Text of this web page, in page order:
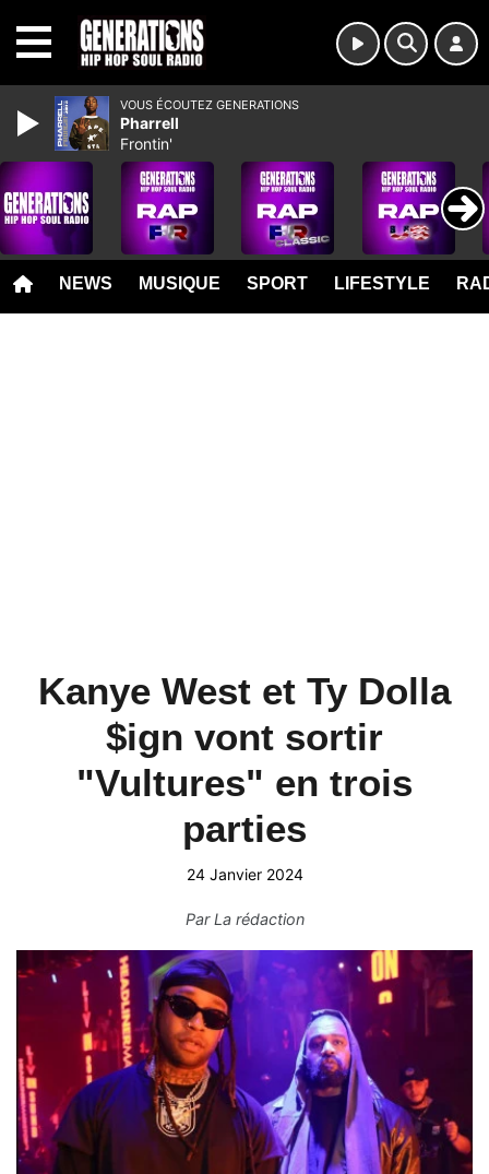
NEWS MUSIQUE SPORT LIFESTYLE
Kanye West et Ty Dolla
$ign vont sortir
"Vultures" en trois
parties
24 Janvier 2024
ParLa rédaction
VOUS ÉCOUTEZ GENERATIONS
Pharrell
Frontin'